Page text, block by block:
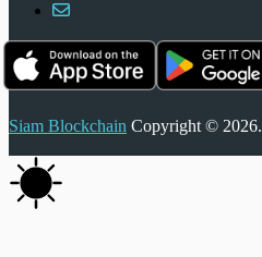
Siam Blockchain Copyright © 2026.